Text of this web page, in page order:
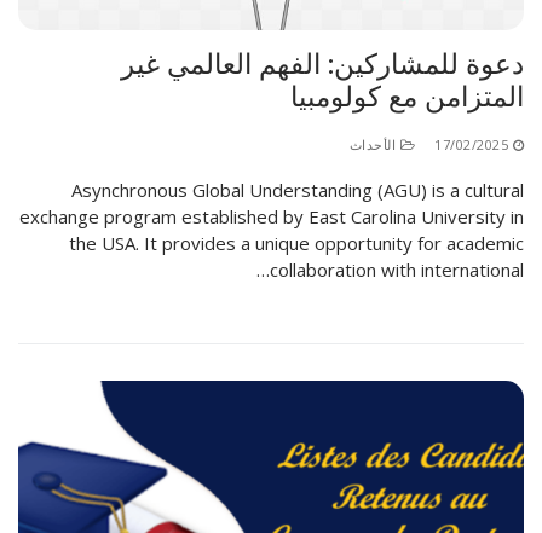
دعوة للمشاركين: الفهم العالمي غير
المتزامن مع كولومبيا
17/02/2025 الأحداث
Asynchronous Global Understanding (AGU) is a cultural
exchange program established by East Carolina University in
the USA. It provides a unique opportunity for academic
collaboration with international…